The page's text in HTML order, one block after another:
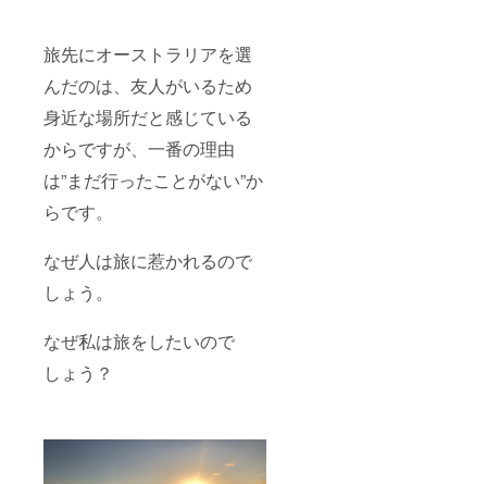
旅先にオーストラリアを選
んだのは、友人がいるため
身近な場所だと感じている
からですが、一番の理由
は”まだ行ったことがない”か
らです。
なぜ人は旅に惹かれるので
しょう。
なぜ私は旅をしたいので
しょう？